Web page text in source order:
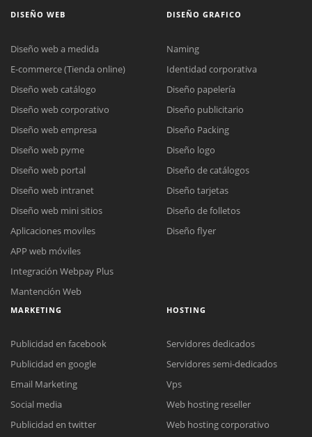
DISEÑO WEB
Diseño web a medida
E-commerce (Tienda online)
Diseño web catálogo
Diseño web corporativo
Diseño web empresa
Diseño web pyme
Diseño web portal
Diseño web intranet
Diseño web mini sitios
Aplicaciones moviles
APP web móviles
Integración Webpay Plus
Mantención Web
DISEÑO GRAFICO
Naming
Identidad corporativa
Diseño papelería
Diseño publicitario
Diseño Packing
Diseño logo
Diseño de catálogos
Diseño tarjetas
Diseño de folletos
Diseño flyer
MARKETING
Publicidad en facebook
Publicidad en google
Email Marketing
Social media
Publicidad en twitter
HOSTING
Servidores dedicados
Servidores semi-dedicados
Vps
Web hosting reseller
Web hosting corporativo